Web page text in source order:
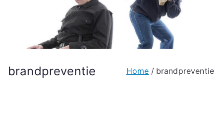
brandpreventie Home brandpreventie